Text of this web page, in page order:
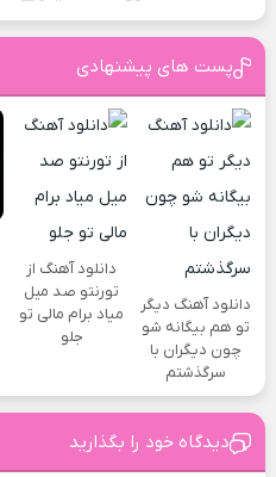
پست های پیشنهادی
دانلود آهنگ دیگر
تو هم بیگانه شو
چون دیگران با
سرگذشتم
دانلود آهنگ از
تورنتو صد میل
میاد برام مالی تو
جلو
دیدگاه خود را بگذارید